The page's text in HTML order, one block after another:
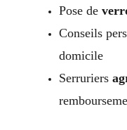
Pose de
Conseils
domicile
Serruriers